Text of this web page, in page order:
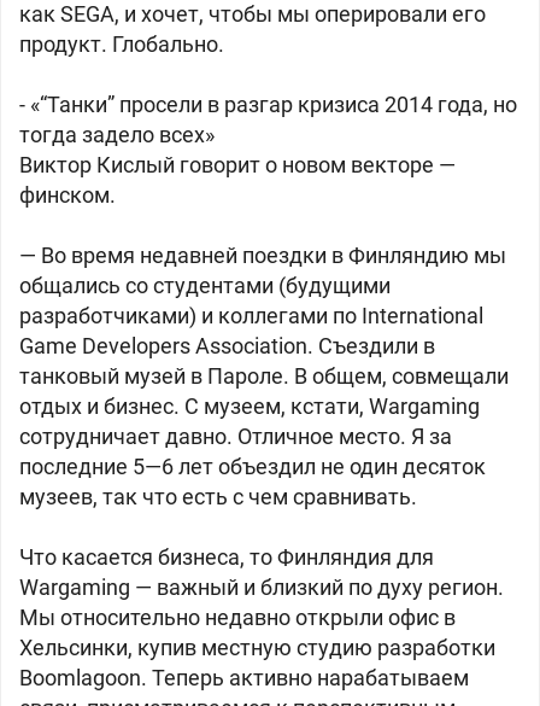
как SEGA, и хочет, чтобы мы оперировали его
продукт. Глобально.
- «“Танки” просели в разгар кризиса 2014 года, но
тогда задело всех»
Виктор Кислый говорит о новом векторе —
финском.
— Во время недавней поездки в Финляндию мы
общались со студентами (будущими
разработчиками) и коллегами по International
Game Developers Association. Съездили в
танковый музей в Пароле. В общем, совмещали
отдых и бизнес. С музеем, кстати, Wargaming
сотрудничает давно. Отличное место. Я за
последние 5—6 лет объездил не один десяток
музеев, так что есть с чем сравнивать.
Что касается бизнеса, то Финляндия для
Wargaming — важный и близкий по духу регион.
Мы относительно недавно открыли офис в
Хельсинки, купив местную студию разработки
Boomlagoon. Теперь активно нарабатываем